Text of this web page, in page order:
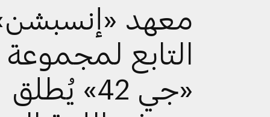
معهد
التابع لمجموعة
«جي 42» يُطلق